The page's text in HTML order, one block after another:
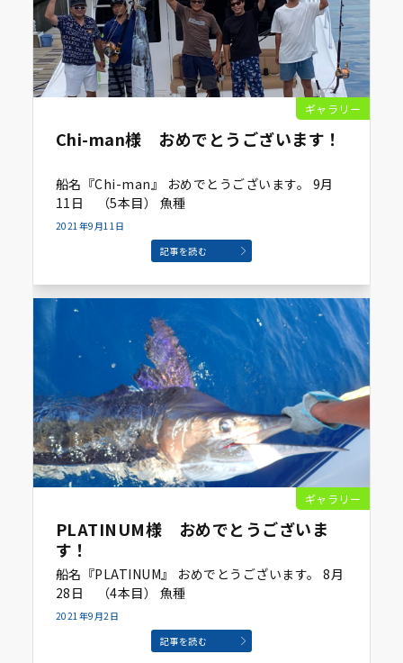
ギャラリー
Chi-man様 おめでとうございます！
船名『Chi-man』 おめでとうございます。 9月
11日 （5本目） 魚種
2021年9月11日
記事を読む
ギャラリー
PLATINUM様 おめでとうございま
す！
船名『PLATINUM』 おめでとうございます。 8月
28日 （4本目） 魚種
2021年9月2日
記事を読む